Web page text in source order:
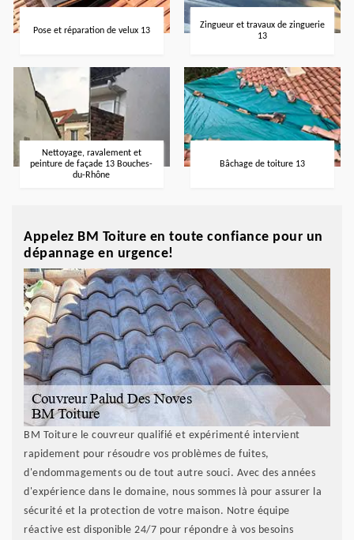
Pose et réparation de velux 13
Zingueur et travaux de zinguerie
13
Nettoyage, ravalement et
peinture de façade 13 Bouches-
du-Rhône
Bâchage de toiture 13
Appelez BM Toiture en toute confiance pour un
dépannage en urgence!
BM Toiture le couvreur qualifié et expérimenté intervient
rapidement pour résoudre vos problèmes de fuites,
d'endommagements ou de tout autre souci. Avec des années
d'expérience dans le domaine, nous sommes là pour assurer la
sécurité et la protection de votre maison. Notre équipe
réactive est disponible 24/7 pour répondre à vos besoins